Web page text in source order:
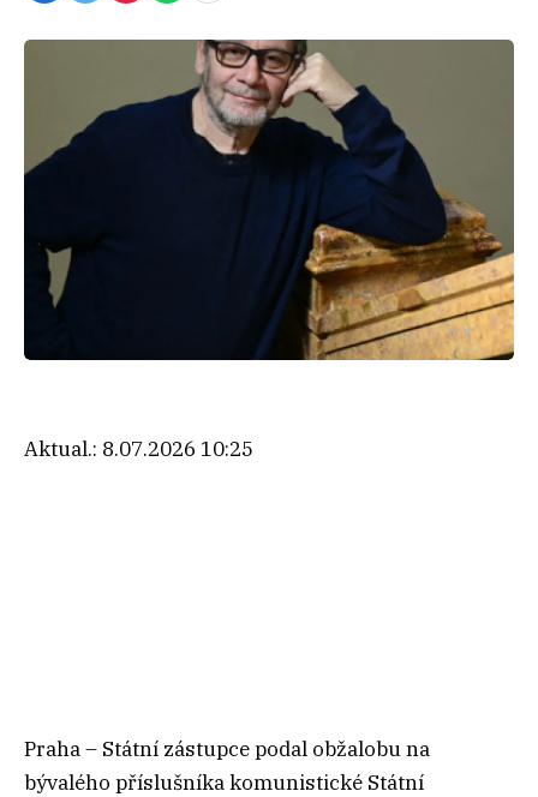
Aktual.: 8.07.2026 10:25
Praha – Státní zástupce podal obžalobu na
bývalého příslušníka komunistické Státní